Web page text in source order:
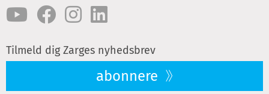
Tilmeld dig Zarges nyhedsbrev
abonnere